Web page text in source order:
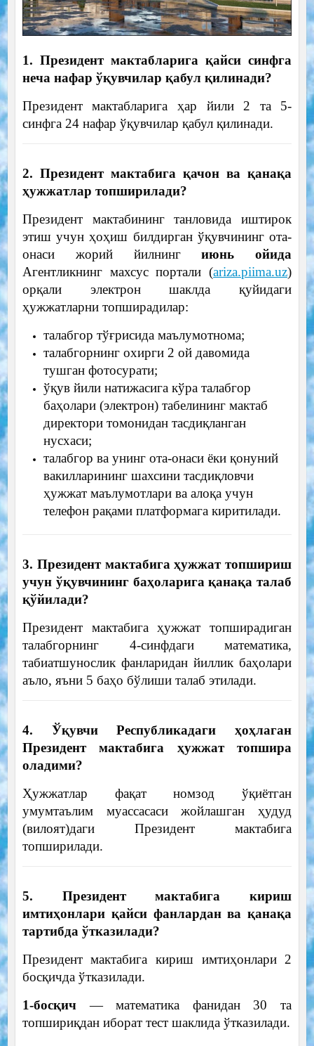
1. Президент мактабларига қайси синфга
неча нафар ўқувчилар қабул қилинади?
Президент мактабларига ҳар йили 2 та 5-
синфга 24 нафар ўқувчилар қабул қилинади.
2. Президент мактабига қачон ва қанақа
ҳужжатлар топширилади?
Президент мактабининг танловида иштирок
этиш учун ҳоҳиш билдирган ўқувчининг ота-
онаси жорий йилнингиюнь ойида
Агентликнинг махсус портали (ariza.piima.uz)
орқали электрон шаклда қуйидаги
ҳужжатларни топширадилар:
талабгор тўғрисида маълумотнома;
талабгорнинг охирги 2 ой давомида
тушган фотосурати;
ўқув йили натижасига кўра талабгор
баҳолари (электрон) табелининг мактаб
директори томонидан тасдиқланган
нусхаси;
талабгор ва унинг ота-онаси ёки қонуний
вакилларининг шахсини тасдиқловчи
ҳужжат маълумотлари ва алоқа учун
телефон рақами платформага киритилади.
3. Президент мактабига ҳужжат топшириш
учун ўқувчининг баҳоларига қанақа талаб
қўйилади?
Президент мактабига ҳужжат топширадиган
талабгорнинг 4-синфдаги математика,
табиатшунослик фанларидан йиллик баҳолари
аъло, яъни 5 баҳо бўлиши талаб этилади.
4. Ўқувчи Республикадаги ҳоҳлаган
Президент мактабига ҳужжат топшира
оладими?
Ҳужжатлар фақат номзод ўқиётган
умумтаълим муассасаси жойлашган ҳудуд
(вилоят)даги Президент мактабига
топширилади.
5. Президент мактабига кириш
имтиҳонлари қайси фанлардан ва қанақа
тартибда ўтказилади?
Президент мактабига кириш имтиҳонлари 2
босқичда ўтказилади.
1-босқич— математика фанидан 30 та
топшириқдан иборат тест шаклида ўтказилади.